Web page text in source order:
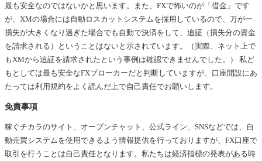
最も安全なのではないかと思います。また、FXで怖いのが「借金」です
が、XMの場合には自動ロスカットシステムを採用しているので、万が一
損失が大きくなり過ぎた場合でも自動で決済をして、追証（損失分の資金
を請求される）ということはないと示されています。（実際、ネット上で
もXMから追証を請求されたという事例は確認できませんでした。） 私ど
もとしては最も安全なFXブローカーだと判断していますが、口座開設にあ
たっては利用規約をよく読んだ上で自己責任でお願いします。
免責事項
稼ぐチカラのサイト、オープンチャット、公式ライン、SNSなどでは、自
動売買システムを使用できるよう情報提供を行っておりますが、FX口座で
取引を行うことは自己責任となります。私たちは経済指標の発表がある時